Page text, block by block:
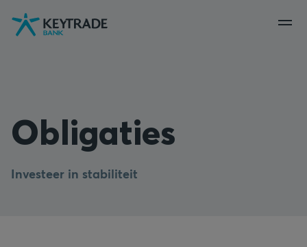
Naar
navigatie
Naar
aanmelden
Naar
inhoud
Obligaties
Investeer in stabiliteit